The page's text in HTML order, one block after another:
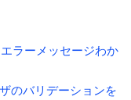
ラーメッセージわか
のバリデーションを